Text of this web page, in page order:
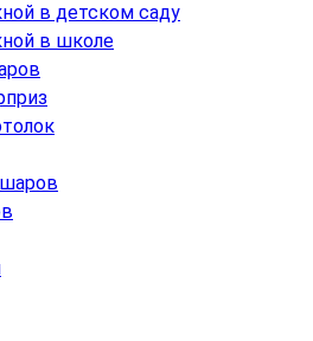
в детском саду
в школе